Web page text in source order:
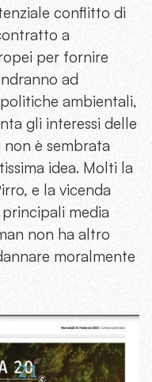
conflitto di
a
per fornire
ad
ambientali,
gli interessi delle
è sembrata
idea. Molti la
e la vicenda
media
non ha altro
moralmente